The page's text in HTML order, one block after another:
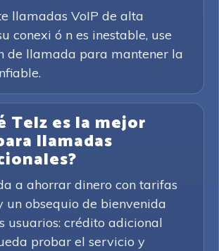
llamadas VoIP de alta
conexi ó n es inestable, use
de llamada para mantener la
Telz es la mejor
llamadas
a ahorrar dinero con tarifas
un obsequio de bienvenida
usuarios: crédito adicional
probar el servicio y